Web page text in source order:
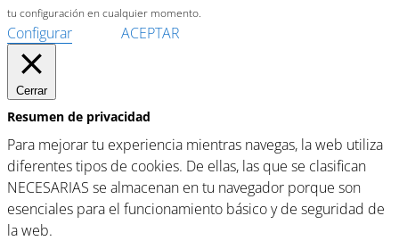
tu configuración en cualquier momento.
Configurar ACEPTAR
Cerrar
Resumen de privacidad
Para mejorar tu experiencia mientras navegas, la web utiliza
diferentes tipos de cookies. De ellas, las que se clasifican
NECESARIAS se almacenan en tu navegador porque son
esenciales para el funcionamiento básico y de seguridad de
la web.